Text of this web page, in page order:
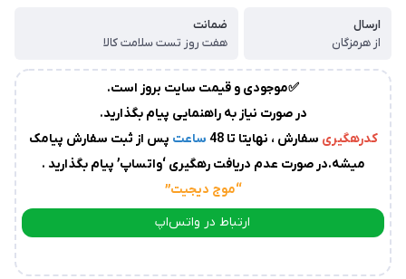
2روز
عدم
ارسال
سوی
پست،جهت
ارسال
از هرمزگان
ضمانت
هفت روز تست سلامت کالا
✅موجودی و قیمت سایت بروز است.
در صورت نیاز به راهنمایی پیام بگذارید.
کدرهگیری سفارش ، نهایتا تا 48 ساعت پس از ثبت سفارش پیامک
میشه.در صورت عدم دریافت رهگیری ‘واتساپ’ پیام بگذارید .
“موج دیجیت”
ارتباط در واتس‌اپ